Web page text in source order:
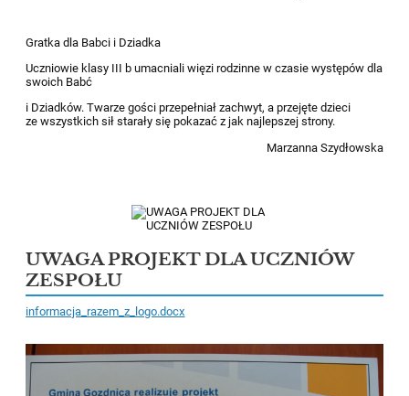
Gratka dla Babci i Dziadka
Uczniowie klasy III b umacniali więzi rodzinne w czasie występów dla
swoich Babć
i Dziadków. Twarze gości przepełniał zachwyt, a przejęte dzieci
ze wszystkich sił starały się pokazać z jak najlepszej strony.
Marzanna Szydłowska
UWAGA PROJEKT DLA UCZNIÓW
ZESPOŁU
informacja_razem_z_logo.docx